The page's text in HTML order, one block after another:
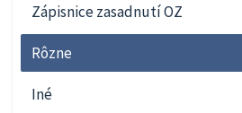
Zápisnice zasadnutí OZ
Rôzne
Iné